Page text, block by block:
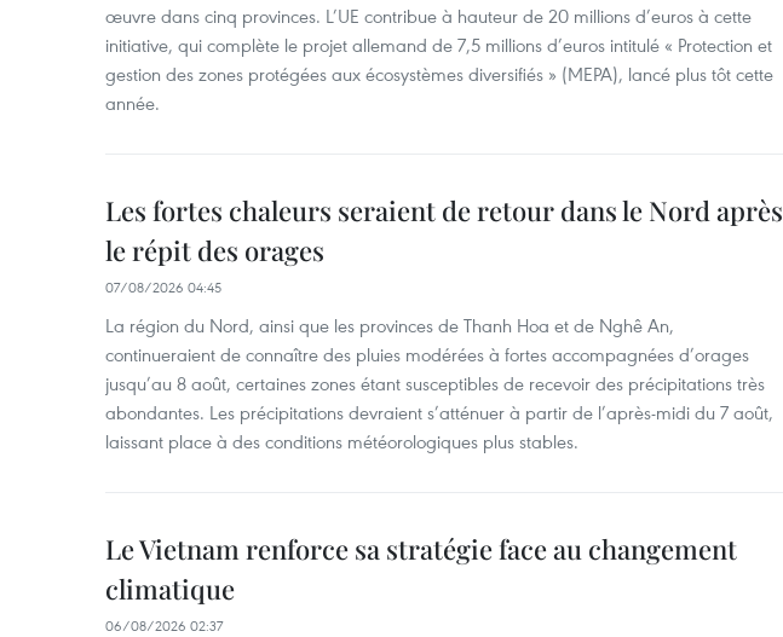
œuvre dans cinq provinces. L’UE contribue à hauteur de 20 millions d’euros à cette
initiative, qui complète le projet allemand de 7,5 millions d’euros intitulé « Protection et
gestion des zones protégées aux écosystèmes diversifiés » (MEPA), lancé plus tôt cette
année.
Les fortes chaleurs seraient de retour dans le Nord après
le répit des orages
07/08/2026 04:45
La région du Nord, ainsi que les provinces de Thanh Hoa et de Nghê An,
continueraient de connaître des pluies modérées à fortes accompagnées d’orages
jusqu’au 8 août, certaines zones étant susceptibles de recevoir des précipitations très
abondantes. Les précipitations devraient s’atténuer à partir de l’après-midi du 7 août,
laissant place à des conditions météorologiques plus stables.
Le Vietnam renforce sa stratégie face au changement
climatique
06/08/2026 02:37